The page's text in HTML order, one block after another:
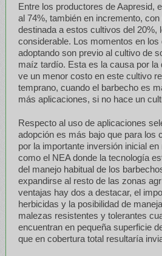
Entre los productores de Aapresid,
al 74%, también en incremento,
destinada a estos cultivos del 20%,
considerable. Los momentos en
adoptando son previo al cultivo de
maíz tardío. Esta es la causa por la
ve un menor costo en este cultivo
temprano, cuando el barbecho es
más aplicaciones, si no hace un
Respecto al uso de aplicaciones
adopción es más bajo que para los
por la importante inversión inicial
como el NEA donde la tecnología
del manejo habitual de los
expandirse al resto de las zonas
ventajas hay dos a destacar, el
herbicidas y la posibilidad de
malezas resistentes y tolerantes
encuentran en pequeña superficie
que en cobertura total resultaría